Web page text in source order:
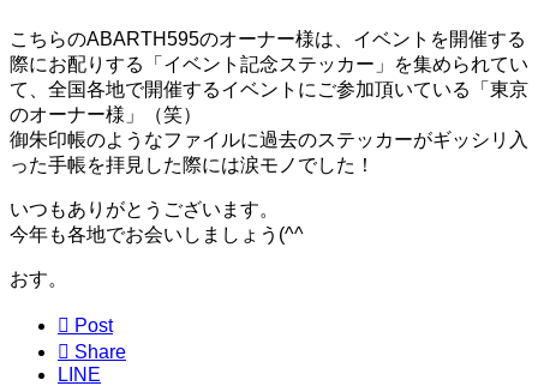
こちらのABARTH595のオーナー様は、イベントを開催する
際にお配りする「イベント記念ステッカー」を集められてい
て、全国各地で開催するイベントにご参加頂いている「東京
のオーナー様」（笑）
御朱印帳のようなファイルに過去のステッカーがギッシリ入
った手帳を拝見した際には涙モノでした！
いつもありがとうございます。
今年も各地でお会いしましょう(^^ゞ
おす。
 Post
 Share
LINE